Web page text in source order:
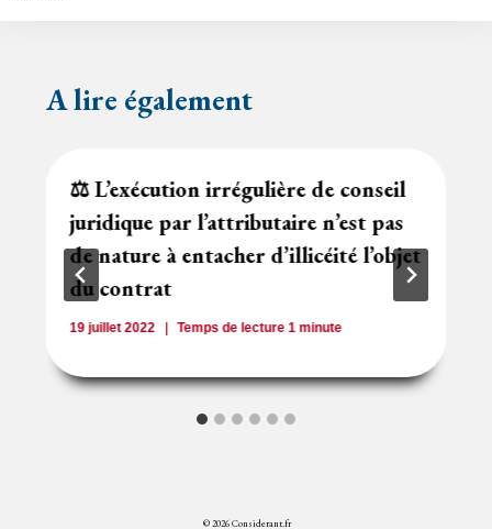
A lire également
⚖️ L’exécution irrégulière de conseil
juridique par l’attributaire n’est pas
de nature à entacher d’illicéité l’objet
du contrat
19 juillet 2022 Temps de lecture 1minute
© 2026 Considerant.fr